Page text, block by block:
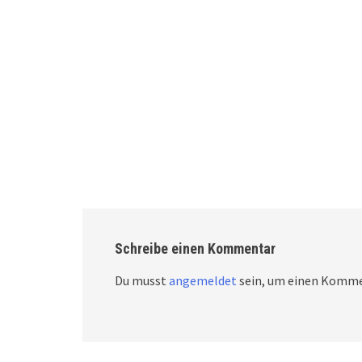
Schreibe einen Kommentar
Du musst angemeldet sein, um einen